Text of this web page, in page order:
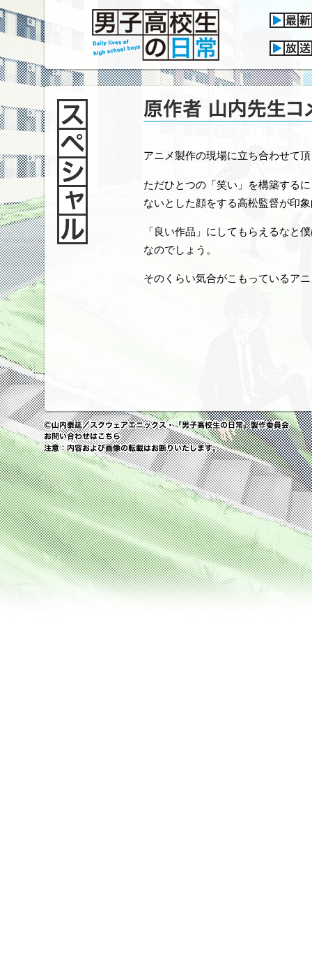
アニメ製作の現場に立ち合わせて
ただひとつの「笑い」を構築する
ないとした顔をする高松監督が印
「良い作品」にしてもらえるなと
なのでしょう。
そのくらい気合がこもっているア